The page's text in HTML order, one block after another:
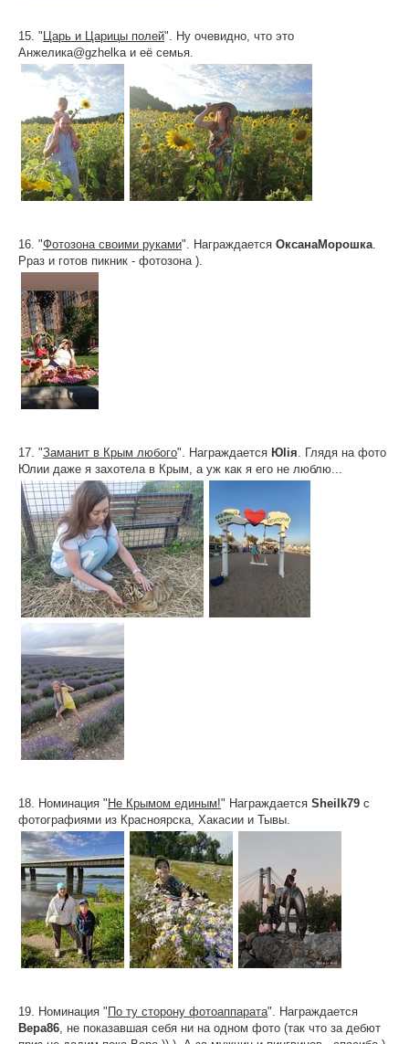
15. " Царь и Царицы полей". Ну очевидно, что это
Анжелика@gzhelka и её семья.
16. "Фотозона своими руками". Награждается ОксанаМорошка
Рраз и готов пикник - фотозона ).
17. "Заманит в Крым любого". Награждается Юliя . Глядя на фото
Юлии даже я захотела в Крым, а уж как я его не люблю...
18. Номинация " Не Крымом единым!" Награждается Sheilk79 с
фотографиями из Красноярска, Хакасии и Тывы.
19. Номинация " По ту сторону фотоаппарата". Награждается
Вера86 , не показавшая себя ни на одном фото (так что за дебют